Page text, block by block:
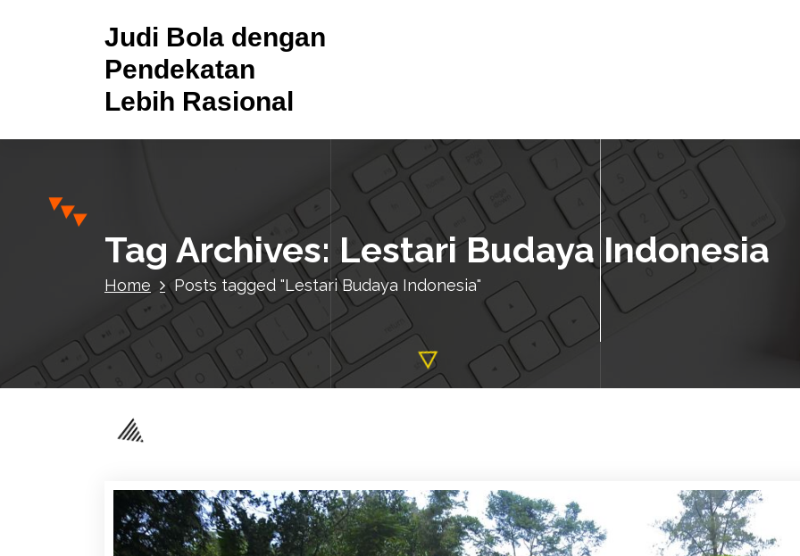
c
Judi Bola dengan
Pendekatan
Lebih Rasional
Tag Archives: Lestari Budaya Indonesia
Home Posts tagged "Lestari Budaya Indonesia"